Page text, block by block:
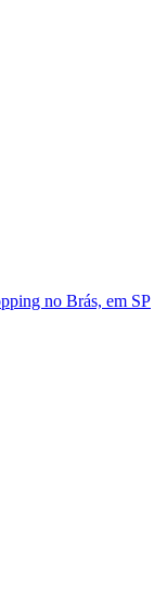
no Brás, em SP